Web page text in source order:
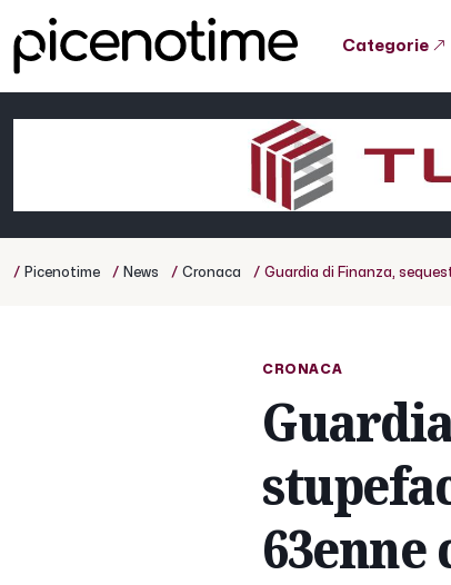
Categorie
/ Picenotime / News / Cronaca / Guardia di Finanza,
CRONACA
63enne